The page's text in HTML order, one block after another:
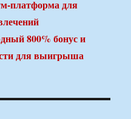
платформа для
800% бонус и
для выигрыша